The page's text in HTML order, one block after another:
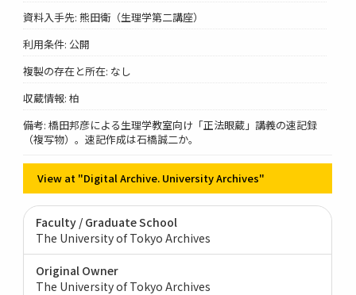
資料入手先: 熊田衛（生理学第二講座）
利用条件: 公開
複製の存在と所在: なし
収蔵情報: 柏
備考: 橋田邦彦による生理学教室向け「正法眼蔵」講義の速記録
（複写物）。速記作成は石橋誠二か。
View at "Digital Archive. University Archives"
Faculty / Graduate School
The University of Tokyo Archives
Original Owner
The University of Tokyo Archives